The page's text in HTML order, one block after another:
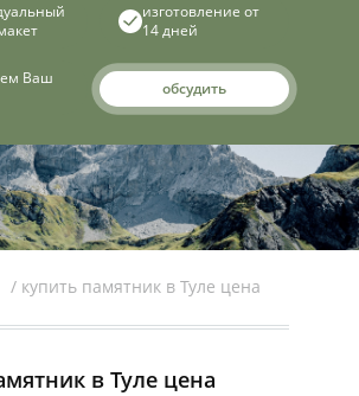
изготовление от
14 дней
Ваш
обсудить
/ купить памятник в Туле цена
в Туле цена